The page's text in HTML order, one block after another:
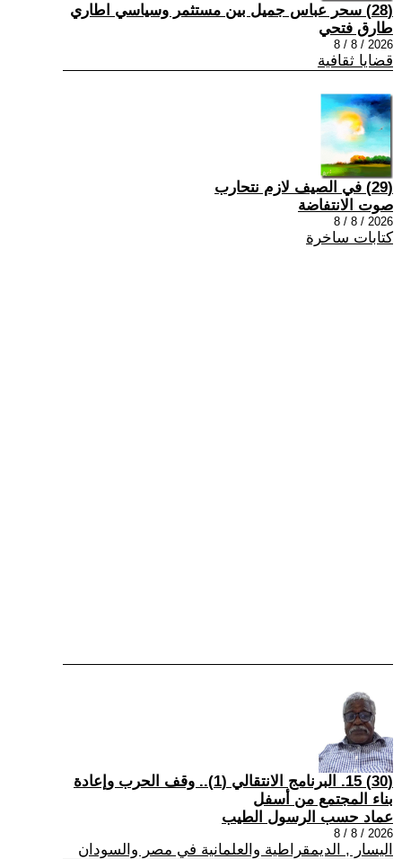
(28) سحر عباس جميل بين مستثمر وسياسي اطاري
طارق فتحي
2026 / 8 / 8
قضايا ثقافية
(29) في الصيف لازم نتحارب
صوت الانتفاضة
2026 / 8 / 8
كتابات ساخرة
(30) 15. البرنامج الانتقالي (1).. وقف الحرب وإعادة
بناء المجتمع من أسفل
عماد حسب الرسول الطيب
2026 / 8 / 8
اليسار , الديمقراطية والعلمانية في مصر والسودان